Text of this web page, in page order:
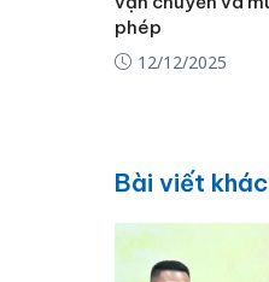
phép
12/12/2025
Bài viết khác